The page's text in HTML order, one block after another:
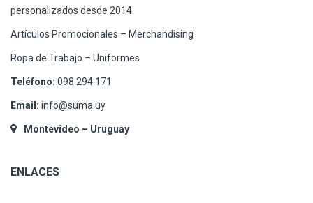
personalizados desde 2014.
Artículos Promocionales – Merchandising
Ropa de Trabajo – Uniformes
Teléfono: 098 294 171
Email: info@suma.uy
Montevideo – Uruguay
ENLACES